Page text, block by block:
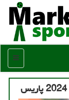
منو